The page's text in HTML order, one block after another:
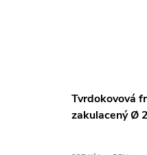
Tvrdokovová
zakulacený Ø